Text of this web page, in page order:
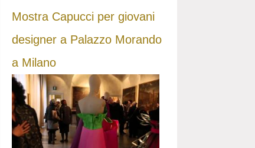
Mostra Capucci per giovani
designer a Palazzo Morando
a Milano